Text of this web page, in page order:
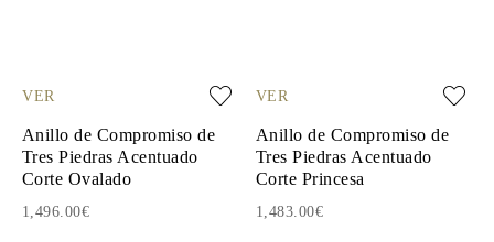
VER
Anillo de Compromiso de
Tres Piedras Acentuado
Corte Ovalado
1,496.00€
VER
Anillo de Compromiso de
Tres Piedras Acentuado
Corte Princesa
1,483.00€